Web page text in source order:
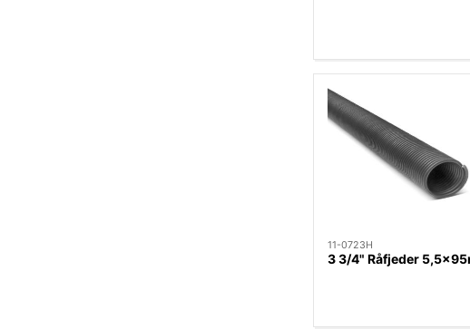
11-0723H
3 3/4" Råfjeder